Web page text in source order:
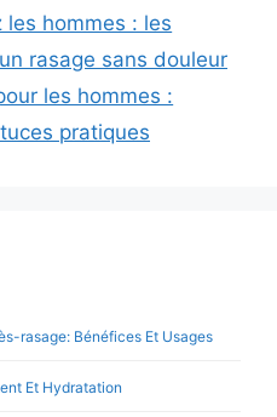
les hommes : les
rasage sans douleur
les hommes :
pratiques
rasage: Bénéfices Et Usages
Et Hydratation